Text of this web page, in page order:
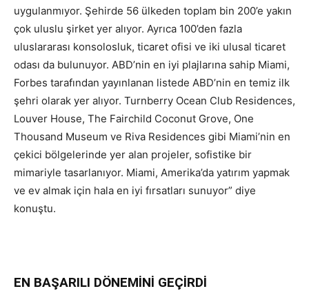
uygulanmıyor. Şehirde 56 ülkeden toplam bin 200’e yakın
çok uluslu şirket yer alıyor. Ayrıca 100’den fazla
uluslararası konsolosluk, ticaret ofisi ve iki ulusal ticaret
odası da bulunuyor. ABD’nin en iyi plajlarına sahip Miami,
Forbes tarafından yayınlanan listede ABD’nin en temiz ilk
şehri olarak yer alıyor. Turnberry Ocean Club Residences,
Louver House, The Fairchild Coconut Grove, One
Thousand Museum ve Riva Residences gibi Miami’nin en
çekici bölgelerinde yer alan projeler, sofistike bir
mimariyle tasarlanıyor. Miami, Amerika’da yatırım yapmak
ve ev almak için hala en iyi fırsatları sunuyor” diye
konuştu.
EN BAŞARILI DÖNEMİNİ GEÇİRDİ